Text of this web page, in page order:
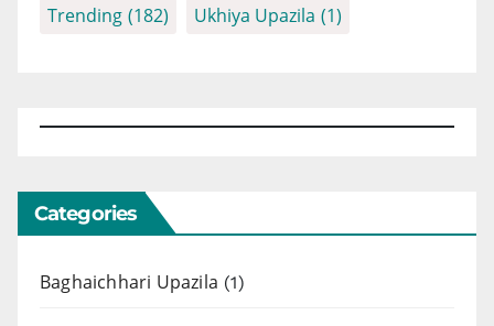
Trending (182) Ukhiya Upazila (1)
Categories
Baghaichhari Upazila (1)